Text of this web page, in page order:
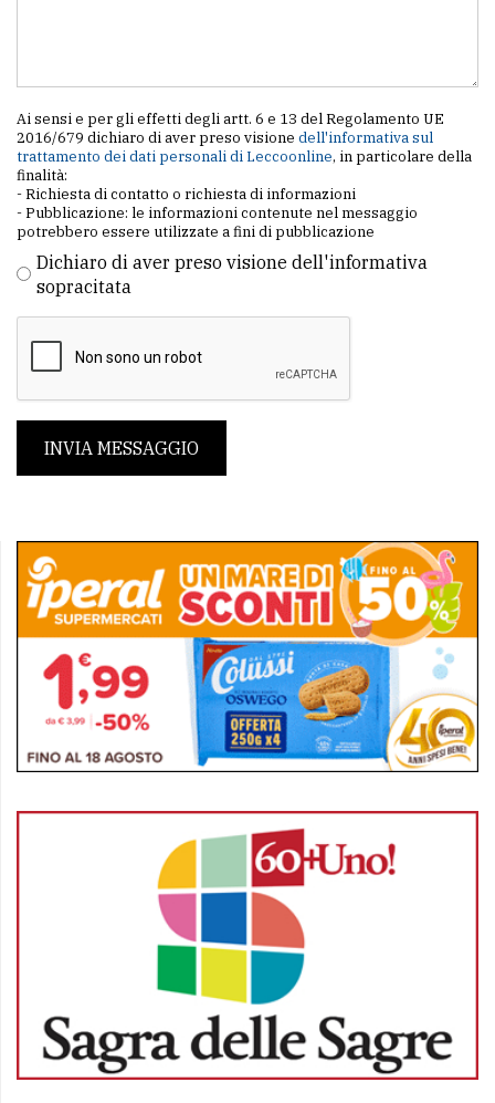
Ai sensi e per gli effetti degli artt. 6 e 13 del Regolamento UE
2016/679 dichiaro di aver preso visione dell'informativa sul
trattamento dei dati personali di Leccoonline, in particolare della
finalità:
- Richiesta di contatto o richiesta di informazioni
- Pubblicazione: le informazioni contenute nel messaggio
potrebbero essere utilizzate a fini di pubblicazione
Dichiaro di aver preso visione dell'informativa
sopracitata
INVIA MESSAGGIO